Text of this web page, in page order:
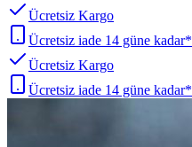
Ücretsiz Kargo
Ücretsiz iade 14 güne kadar*
Ücretsiz Kargo
Ücretsiz iade 14 güne kadar*